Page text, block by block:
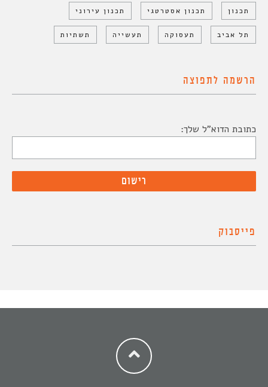
תכנון תכנון אסטרטגי תכנון עירוני
תל אביב תעסוקה תעשייה תשתיות
הרשמה לתפוצה
כתובת הדוא"ל שלך:
פייסבוק